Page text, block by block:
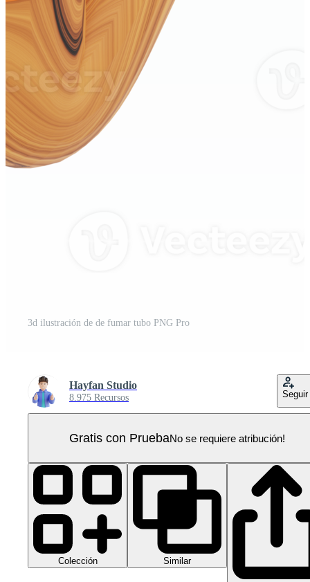
3d ilustración de de fumar tubo PNG Pro
Hayfan Studio
8.975 Recursos Seguir
Gratis con PruebaNo se requiere atribución!
Colección Similar